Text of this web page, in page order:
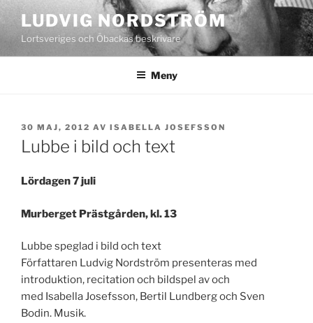
Hoppa
till
innehåll
LUDVIG NORDSTRÖM
Lortsveriges och Öbackas beskrivare
Meny
PUBLICERAT
30 MAJ, 2012 AV ISABELLA JOSEFSSON
Lubbe i bild och text
Lördagen 7 juli
Murberget Prästgården, kl. 13
Lubbe speglad i bild och text
Författaren Ludvig Nordström presenteras med
introduktion, recitation och bildspel av och
med Isabella Josefsson, Bertil Lundberg och Sven
Bodin. Musik.